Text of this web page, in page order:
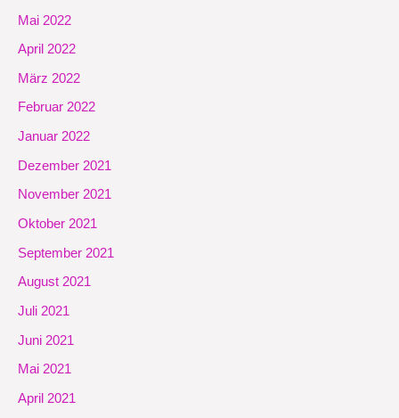
Mai 2022
April 2022
März 2022
Februar 2022
Januar 2022
Dezember 2021
November 2021
Oktober 2021
September 2021
August 2021
Juli 2021
Juni 2021
Mai 2021
April 2021